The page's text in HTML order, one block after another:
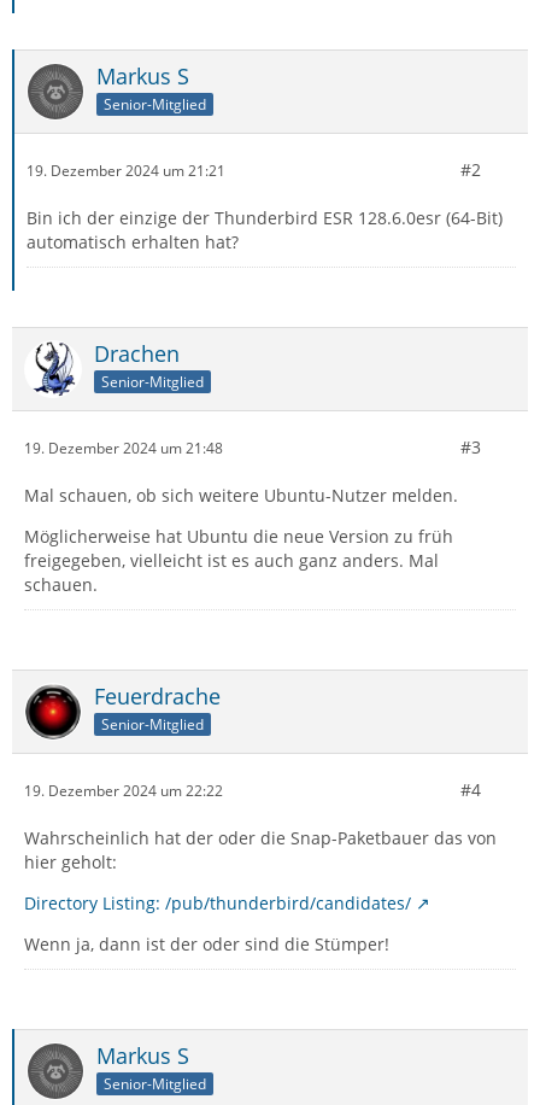
Markus S
Senior-Mitglied
19. Dezember 2024 um 21:21 #2
Bin ich der einzige der Thunderbird ESR 128.6.0esr (64-Bit)
automatisch erhalten hat?
Drachen
Senior-Mitglied
19. Dezember 2024 um 21:48 #3
Mal schauen, ob sich weitere Ubuntu-Nutzer melden.
Möglicherweise hat Ubuntu die neue Version zu früh
freigegeben, vielleicht ist es auch ganz anders. Mal
schauen.
Feuerdrache
Senior-Mitglied
19. Dezember 2024 um 22:22 #4
Wahrscheinlich hat der oder die Snap-Paketbauer das von
hier geholt:
Directory Listing: /pub/thunderbird/candidates/
Wenn ja, dann ist der oder sind die Stümper!
Markus S
Senior-Mitglied